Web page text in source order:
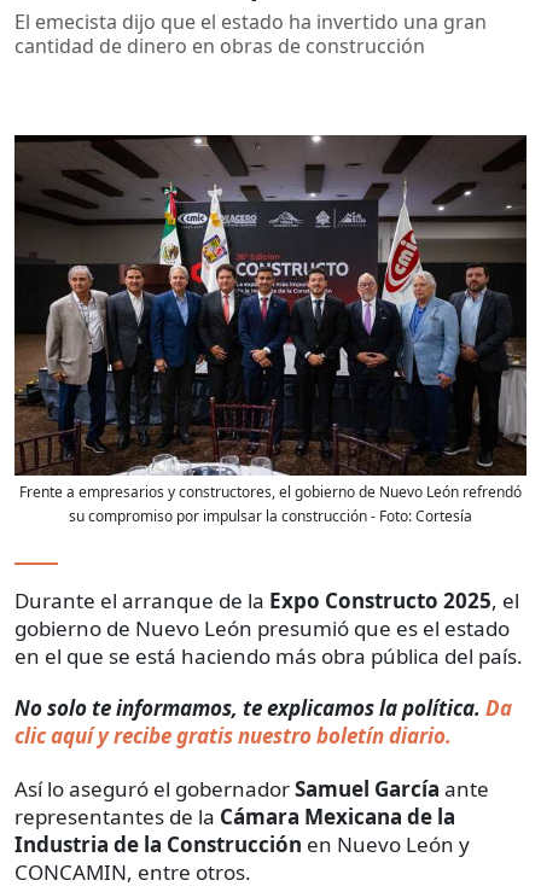
El emecista dijo que el estado ha invertido una gran
cantidad de dinero en obras de construcción
Frente a empresarios y constructores, el gobierno de Nuevo León refrendó
su compromiso por impulsar la construcción- Foto:Cortesía
Durante el arranque de la Expo Constructo 2025, el
gobierno de Nuevo León presumió que es el estado
en el que se está haciendo más obra pública del país.
No solo te informamos, te explicamos la política. Da
clic aquí y recibe gratis nuestro boletín diario.
Así lo aseguró el gobernadorSamuel García ante
representantes de la Cámara Mexicana de la
Industria de la Construcción en Nuevo León y
CONCAMIN, entre otros.